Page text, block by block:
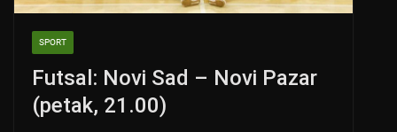
SPORT
Futsal: Novi Sad – Novi Pazar
(petak, 21.00)